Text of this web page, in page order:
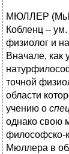
МЮЛЛЕР
Кобленц –
физиолог и
Вначале, как
точной
области
учению о
однако свою
философско-
Мюллера в